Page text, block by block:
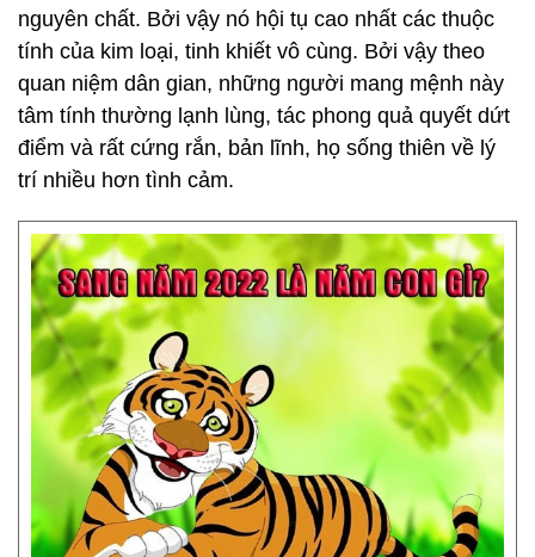
nguyên chất. Bởi vậy nó hội tụ cao nhất các thuộc
tính của kim loại, tinh khiết vô cùng. Bởi vậy theo
quan niệm dân gian, những người mang mệnh này
tâm tính thường lạnh lùng, tác phong quả quyết dứt
điểm và rất cứng rắn, bản lĩnh, họ sống thiên về lý
trí nhiều hơn tình cảm.